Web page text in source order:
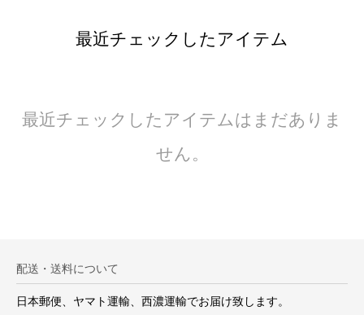
最近チェックしたアイテム
最近チェックしたアイテムはまだありま
せん。
配送・送料について
日本郵便、ヤマト運輸、西濃運輸でお届け致します。